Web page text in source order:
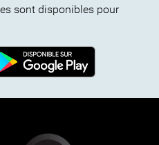
sont disponibles pour